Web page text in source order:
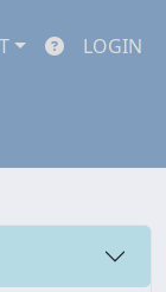
LOGIN